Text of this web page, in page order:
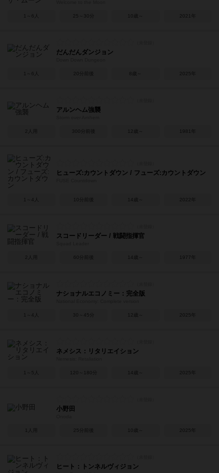
1～6人 25～30分 10歳～ 2021年
だんだんダンジョン
1～6人 20分前後 8歳～ 2025年
アルンヘム強襲
2人用 300分前後 12歳～ 1981年
ヒューズ:カウントダウン / フューズ:カウントダウン
1～4人 10分前後 14歳～ 2022年
スコードリーダー / 戦闘指揮官
2人用 60分前後 14歳～ 1977年
ナショナルエコノミー：完全版
1～4人 30～45分 12歳～ 2025年
ネメシス：リタリエイション
1～5人 120～180分 14歳～ 2025年
小野田
1人用 25分前後 10歳～ 2025年
ヒート：トンネルヴィジョン